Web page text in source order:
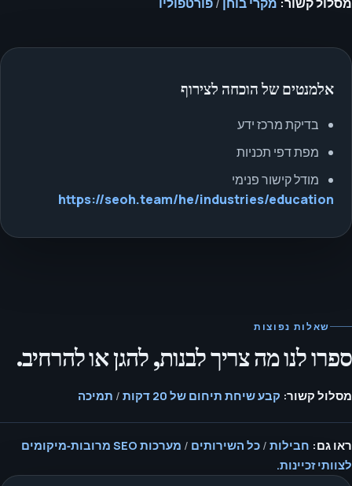
אלמנטים של הוכחה לצירוף
בדיקת מרכז ידע
מפת דפי תכניות
מודל קישור פנימי
https://seoh.team/he/industries/education
שאלות נפוצות
ספרו לנו מה צריך לבנות, להגן או להרחיב.
מסלול קשור: קבע שיחת תיחום של 20 דקות / תמיכה
ראו גם: חבילות / כל השירותים /
מערכות SEO מרובות‑מיקומים
לצוותי זכיינות.